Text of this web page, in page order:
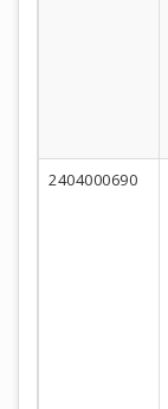
2404000690